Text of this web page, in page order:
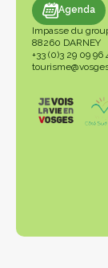
Agenda
Impasse du
88260 DARNEY
+33 (0)3 29 09 96